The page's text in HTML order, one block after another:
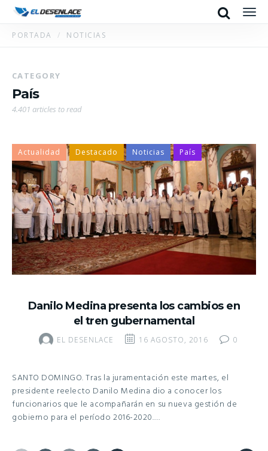
Search
PORTADA NOTICIAS
CATEGORY
País
4.401 articles to read
Danilo Medina presenta los cambios en
el tren gubernamental
EL DESENLACE 16 AGOSTO, 2016 0
Actualidad Destacado Noticias País
SANTO DOMINGO. Tras la juramentación este martes, el
presidente reelecto Danilo Medina dio a conocer los
funcionarios que le acompañarán en su nueva gestión de
gobierno para el período 2016-2020.…